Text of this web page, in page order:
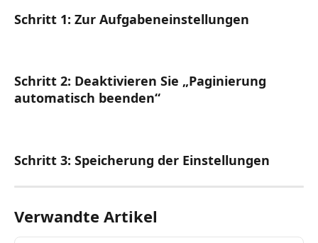
Schritt 1: Zur Aufgabeneinstellungen
Schritt 2: Deaktivieren Sie „Paginierung
automatisch beenden“
Schritt 3: Speicherung der Einstellungen
Verwandte Artikel